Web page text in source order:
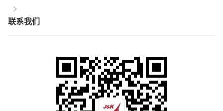
联系我们